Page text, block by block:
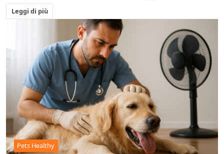
Leggi di più
Pets Healthy